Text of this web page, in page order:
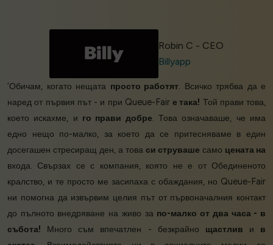
Robin C - CEO
Billyapp
‘Обичам, когато нещата просто работят. Всичко трябва да е
наред от първия път - и при Queue-Fair е така! Той прави това,
което искахме, и го прави добре. Това означаваше, че има
едно нещо по-малко, за което да се притесняваме в един
досегашен стресиращ ден, а това си струваше само цената на
входа. Свързах се с компания, която не е от Обединеното
кралство, и те просто ме засипаха с обаждания, но Queue-Fair
ни помогна да извървим целия път от първоначалния контакт
до пълното внедряване на живо за по-малко от два часа - в
събота! Много съм впечатлен - безкрайно щастлив и в